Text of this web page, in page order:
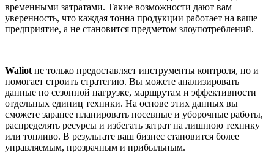
временными затратами. Такие возможности дают вам
уверенность, что каждая тонна продукции работает на ваше
предприятие, а не становится предметом злоупотреблений.
Waliot не только предоставляет инструменты контроля, но и
помогает строить стратегию. Вы можете анализировать
данные по сезонной нагрузке, маршрутам и эффективности
отдельных единиц техники. На основе этих данных вы
сможете заранее планировать посевные и уборочные работы,
распределять ресурсы и избегать затрат на лишнюю технику
или топливо. В результате ваш бизнес становится более
управляемым, прозрачным и прибыльным.